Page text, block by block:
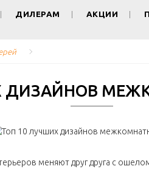
ДИЛЕРАМ АКЦИИ
ДИЗАЙНОВ
меняют друг друга с